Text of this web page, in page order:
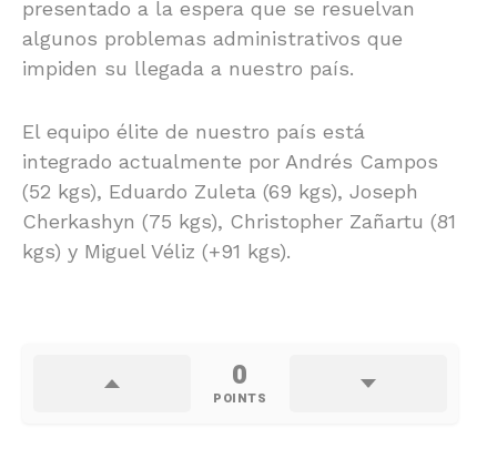
presentado a la espera que se resuelvan
algunos problemas administrativos que
impiden su llegada a nuestro país.
El equipo élite de nuestro país está
integrado actualmente por Andrés Campos
(52 kgs), Eduardo Zuleta (69 kgs), Joseph
Cherkashyn (75 kgs), Christopher Zañartu (81
kgs) y Miguel Véliz (+91 kgs).
0
POINTS